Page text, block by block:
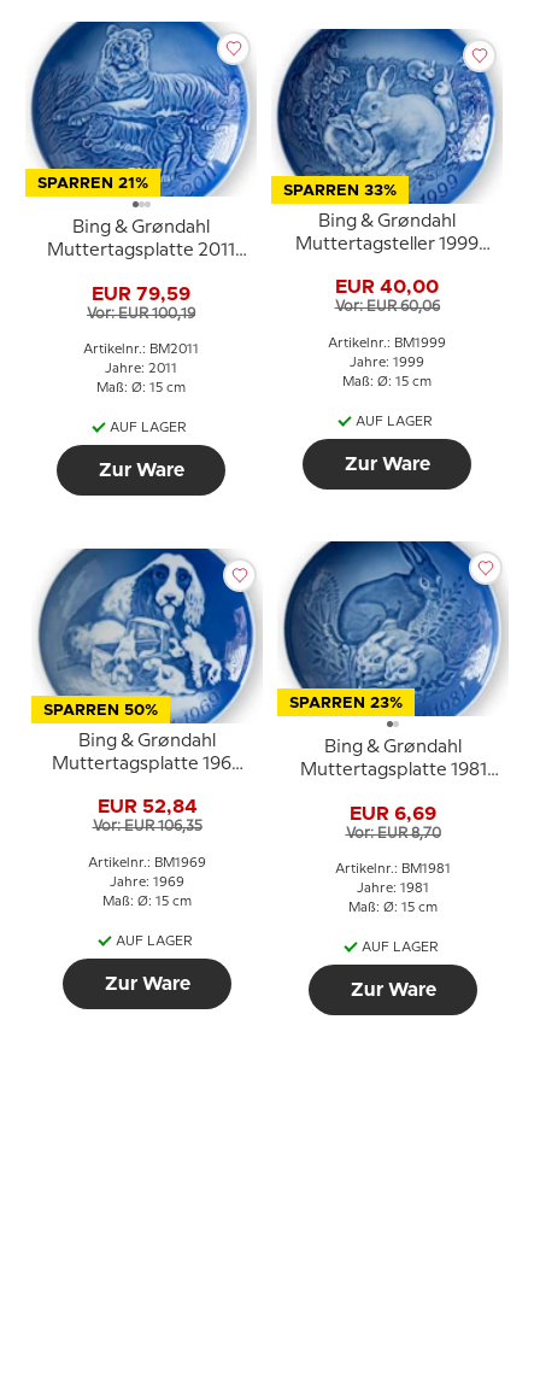
SPARREN 21%
Bing & Grøndahl
Muttertagsplatte 2011
EUR 79,59
Vor: EUR 100,19
Artikelnr.: BM2011
Jahre: 2011
Maß: Ø: 15 cm
AUF LAGER
Zur Ware
SPARREN 33%
Bing & Grøndahl
Muttertagsteller 1999
EUR 40,00
Vor: EUR 60,06
Artikelnr.: BM1999
Jahre: 1999
Maß: Ø: 15 cm
AUF LAGER
Zur Ware
SPARREN 50%
Bing & Grøndahl
Muttertagsplatte 1969
Welpen
EUR 52,84
Vor: EUR 106,35
Artikelnr.: BM1969
Jahre: 1969
Maß: Ø: 15 cm
AUF LAGER
Zur Ware
SPARREN 23%
Bing & Grøndahl
Muttertagsplatte 1981
EUR 6,69
Vor: EUR 8,70
Artikelnr.: BM1981
Jahre: 1981
Maß: Ø: 15 cm
AUF LAGER
Zur Ware